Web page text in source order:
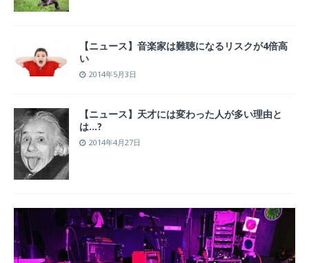
【ニュース】音楽家は難聴になるリスクが4倍高
い
2014年5月3日
【ニュース】天才には変わった人が多い理由と
は…?
2014年4月27日